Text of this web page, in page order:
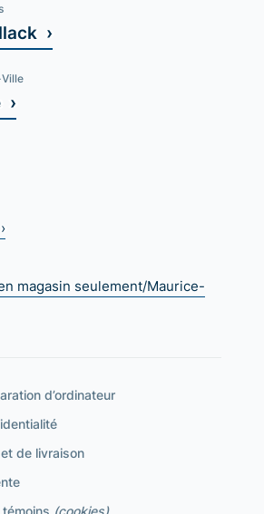
›
›
magasin seulement/Maurice-
d’ordinateur
de livraison